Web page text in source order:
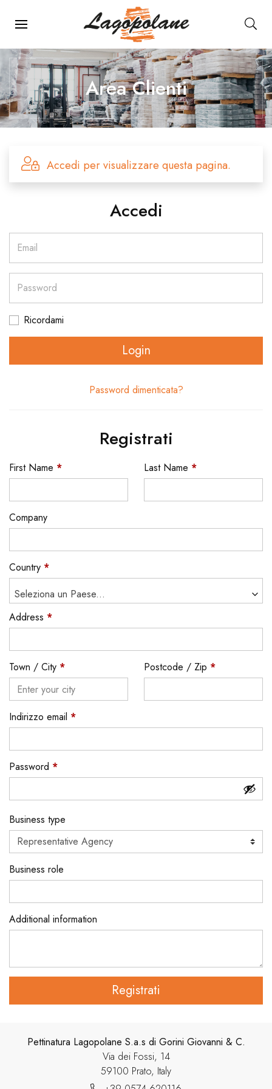
Menu Principale
Area Clienti
Accedi per visualizzare questa pagina.
Accedi
Email
Password
Ricordami
Login
Password dimenticata?
Registrati
First Name * Last Name *
Company
Country *
Seleziona un Paese...
Address *
Town / City * Postcode / Zip *
Indirizzo email *
Password *
Business type
Business role
Additional information
Registrati
Pettinatura Lagopolane S.a.s di Gorini Giovanni & C.
Via dei Fossi, 14
59100 Prato, Italy